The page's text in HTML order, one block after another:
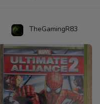
TheGamingR83